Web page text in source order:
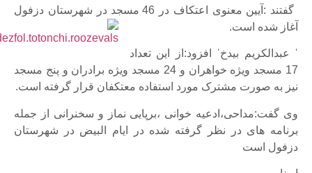
گفتند :آیین معنوی اعتکاف در 46 مسجد در شهرستان دزفول
است.
بیدخˈ افزود:از این تعداد
17 مسجد ویژه خواهران و 24 مسجد ویژه برادران و پنج مسجد
صورت مشترک مورد استفاده معتکفان قرار گرفته است.
خوانی ،برپایی نماز و سخنرانی از جمله
های در نظر گرفته شده در ایام البیض در شهرستان
است